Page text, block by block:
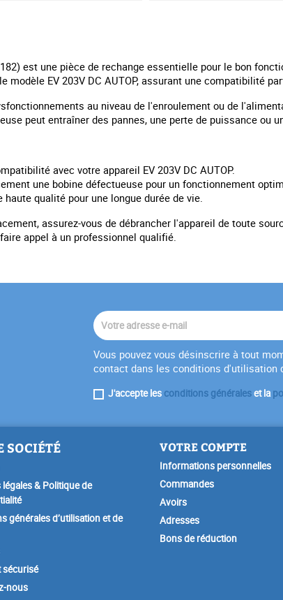
est une pièce de rechange essentielle pour le bon
modèle EV 203V DC AUTOP, assurant une compatibilité
au niveau de l'enroulement ou de
peut entraîner des pannes, une perte de puissance ou
avec votre appareil EV 203V DC AUTOP.
une bobine défectueuse pour un fonctionnement
qualité pour une longue durée de vie.
assurez-vous de débrancher l'appareil de toute
appel à un professionnel qualifié.
Vous pouvez vous désinscrire à tout
contact dans les conditions d'utilisation
J'accepte les conditions généraleset la
SOCIÉTÉ
& Politique de
générales d’utilisation et de
sécurisé
nous
VOTRE COMPTE
Informations personnelles
Commandes
Avoirs
Adresses
Bons de réduction